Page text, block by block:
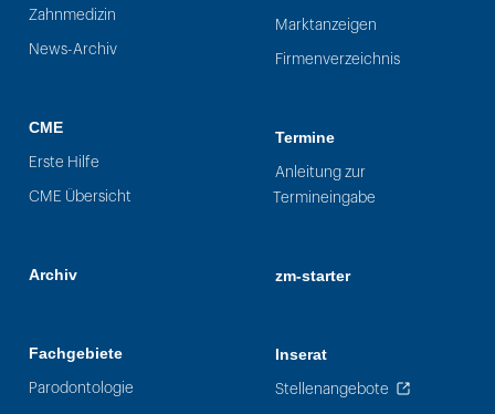
Zahnmedizin
News-Archiv
CME
Erste Hilfe
CME Übersicht
Archiv
Fachgebiete
Parodontologie
Marktanzeigen
Firmenverzeichnis
Termine
Anleitung zur
Termineingabe
zm-starter
Inserat
Stellenangebote